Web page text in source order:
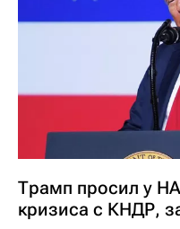
Трамп просил у
кризиса с КНДР,